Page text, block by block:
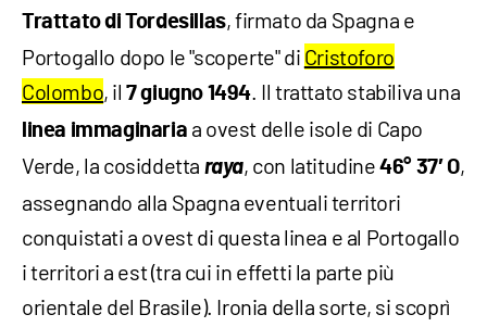
Trattato di Tordesillas, firmato da Spagna e
Portogallo dopo le "scoperte" di Cristoforo
Colombo, il7 giugno 1494. Il trattato stabiliva una
linea immaginaria a ovest delle isole di Capo
Verde, la cosiddetta raya, con latitudine46° 37′ O,
assegnando alla Spagna eventuali territori
conquistati a ovest di questa linea e al Portogallo
i territori a est (tra cui in effetti la parte più
orientale del Brasile). Ironia della sorte, si scoprì